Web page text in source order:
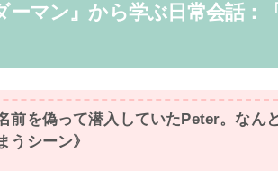
ーマン』から学ぶ日常会話：
前を偽って潜入していたPeter。なん
うシーン》